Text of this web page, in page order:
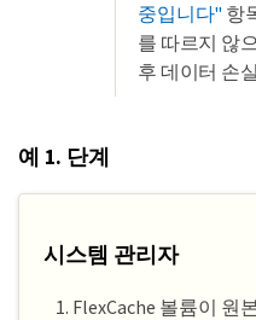
중입니다" 항
를 따르지 않
후 데이터 손
예 1. 단계
시스템 관리자
FlexCache 볼륨이 원